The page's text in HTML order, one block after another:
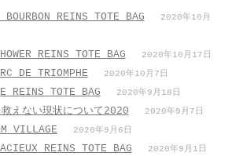
REINS TOTE BAG
2020年10月
REINS TOTE BAG 2020年10月17日
DE TRIOMPHE 2020年10月7日
REINS TOTE BAG 2020年9月18日
救えない現状について2020 2020年9月7日
VILLAGE 2020年9月6日
REINS TOTE BAG 2020年9月1日